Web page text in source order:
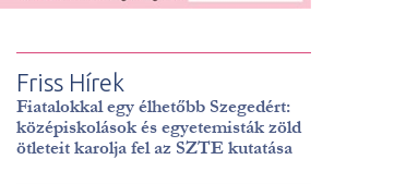
Friss Hírek
Fiatalokkal egy élhetőbb Szegedért:
középiskolások és egyetemisták zöld
ötleteit karolja fel az SZTE kutatása